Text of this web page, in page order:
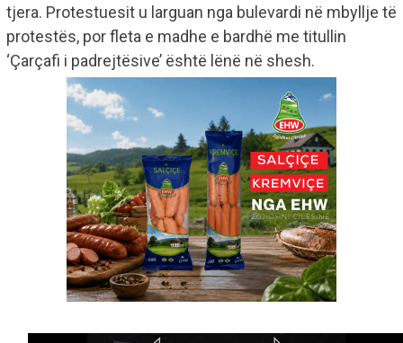
tjera. Protestuesit u larguan nga bulevardi në mbyllje të
protestës, por fleta e madhe e bardhë me titullin
‘Çarçafi i padrejtësive’ është lënë në shesh.